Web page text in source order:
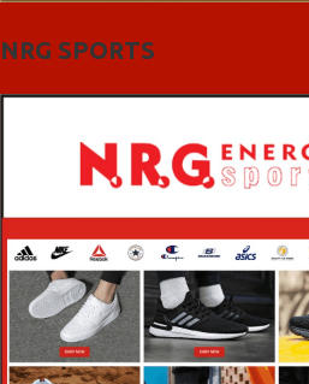
NRG SPORTS